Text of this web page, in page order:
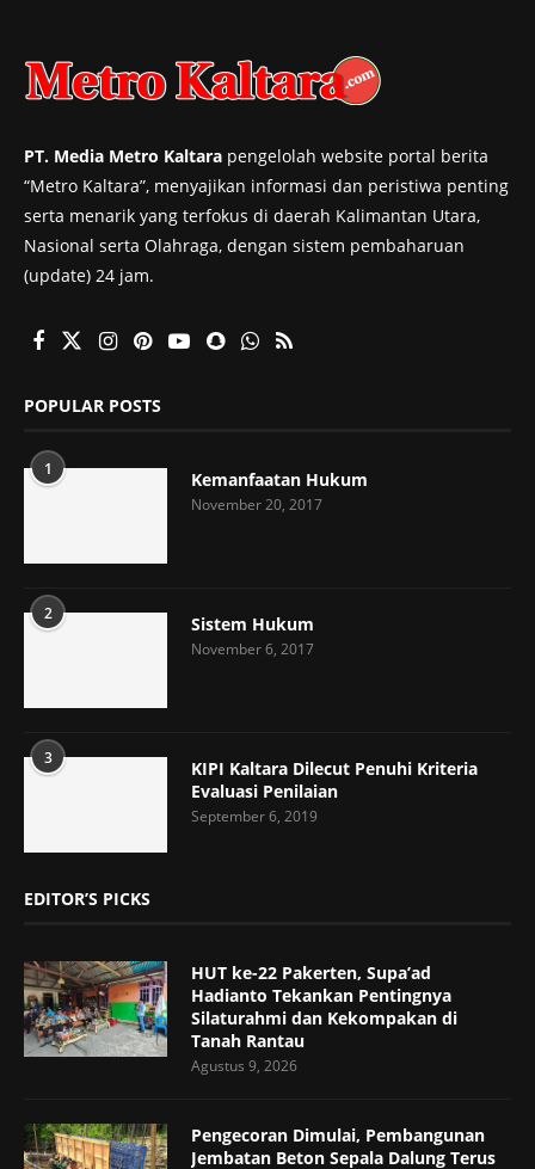
PT. Media Metro Kaltara pengelolah website portal berita
“Metro Kaltara”, menyajikan informasi dan peristiwa penting
serta menarik yang terfokus di daerah Kalimantan Utara,
Nasional serta Olahraga, dengan sistem pembaharuan
(update) 24 jam.
POPULAR POSTS
1 Kemanfaatan Hukum
November 20, 2017
2 Sistem Hukum
November 6, 2017
3
KIPI Kaltara Dilecut Penuhi Kriteria
Evaluasi Penilaian
September 6, 2019
EDITOR’S PICKS
HUT ke-22 Pakerten, Supa’ad
Hadianto Tekankan Pentingnya
Silaturahmi dan Kekompakan di
Tanah Rantau
Agustus 9, 2026
Pengecoran Dimulai, Pembangunan
Jembatan Beton Sepala Dalung Terus